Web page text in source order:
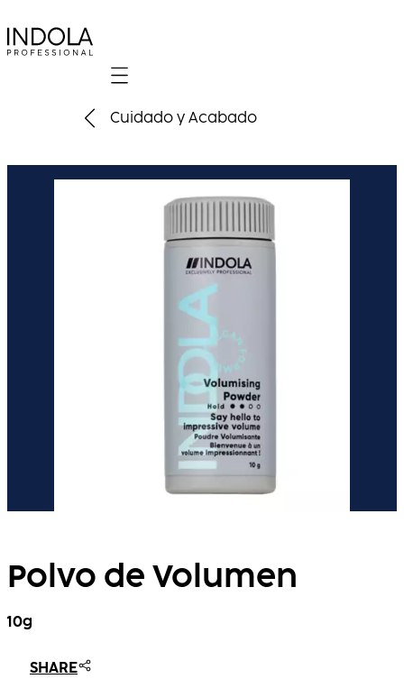
Mobile navigation
Cuidado y Acabado
Polvo de Volumen
10g
SHARE